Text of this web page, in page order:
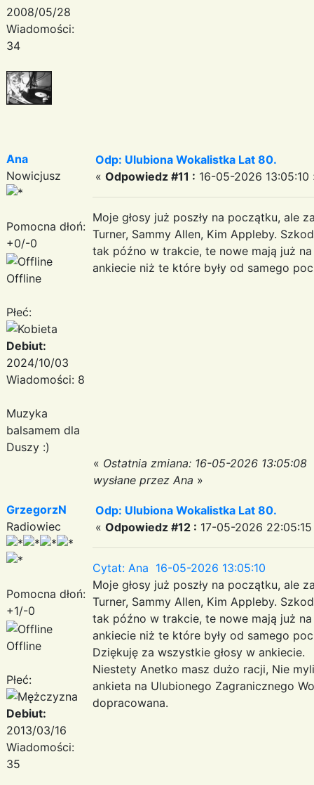
2008/05/28
Wiadomości:
34
Ana
Nowicjusz
Pomocna dłoń:
+0/-0
Offline
Płeć:
Debiut:
2024/10/03
Wiadomości: 8
Muzyka
balsamem dla
Duszy :)
Odp: Ulubiona Wokalistka Lat 80.
« Odpowiedz #11 : 16-05-2026 13:05:10
Moje głosy już poszły na początku, ale
Turner, Sammy Allen, Kim Appleby.
tak późno w trakcie, te nowe mają już
ankiecie niż te które były od samego
« Ostatnia zmiana: 16-05-2026 13:05:08
wysłane przez Ana »
GrzegorzN
Radiowiec
Pomocna dłoń:
+1/-0
Offline
Płeć:
Debiut:
2013/03/16
Wiadomości:
35
Odp: Ulubiona Wokalistka Lat 80.
« Odpowiedz #12 : 17-05-2026
Cytat: Ana 16-05-2026 13:05:10
Moje głosy już poszły na początku, ale
Turner, Sammy Allen, Kim Appleby.
tak późno w trakcie, te nowe mają już
ankiecie niż te które były od samego
Dziękuję za wszystkie głosy w ankiecie.
Niestety Anetko masz dużo racji, Nie
ankieta na Ulubionego Zagranicznego
dopracowana.